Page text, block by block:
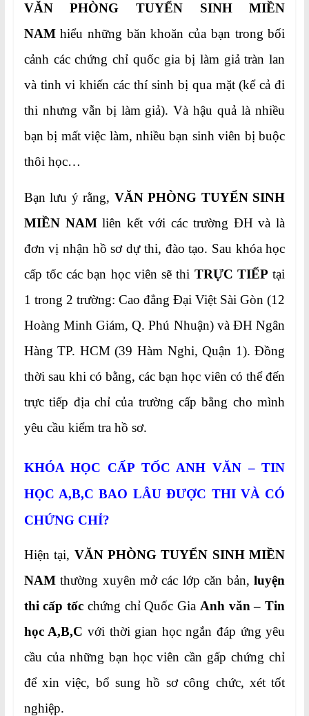
VĂN PHÒNG TUYỂN SINH MIỀN
NAMhiểu những băn khoăn của bạn trong bối
cảnh các chứng chỉ quốc gia bị làm giả tràn lan
và tinh vi khiến các thí sinh bị qua mặt (kể cả đi
thi nhưng vẫn bị làm giả). Và hậu quả là nhiều
bạn bị mất việc làm, nhiều bạn sinh viên bị buộc
thôi học…
Bạn lưu ý rằng, VĂN PHÒNG TUYỂN SINH
MIỀN NAMliên kết với các trường ĐH và là
đơn vị nhận hồ sơ dự thi, đào tạo. Sau khóa học
cấp tốc các bạn học viên sẽ thi TRỰC TIẾP tại
1 trong 2 trường: Cao đẳng Đại Việt Sài Gòn (12
Hoàng Minh Giám, Q. Phú Nhuận) và ĐH Ngân
Hàng TP. HCM (39 Hàm Nghi, Quận 1). Đồng
thời sau khi có bằng, các bạn học viên có thể đến
trực tiếp địa chỉ của trường cấp bằng cho mình
yêu cầu kiểm tra hồ sơ.
KHÓA HỌC CẤP TỐC ANH VĂN – TIN
HỌC A,B,C BAO LÂU ĐƯỢC THI VÀ CÓ
CHỨNG CHỈ?
Hiện tại, VĂN PHÒNG TUYỂN SINH MIỀN
NAMthường xuyên mở các lớp căn bản,luyện
thi cấp tốc chứng chỉ Quốc Gia Anh văn – Tin
học A,B,C với thời gian học ngắn đáp ứng yêu
cầu của những bạn học viên cần gấp chứng chỉ
để xin việc, bổ sung hồ sơ công chức, xét tốt
nghiệp.